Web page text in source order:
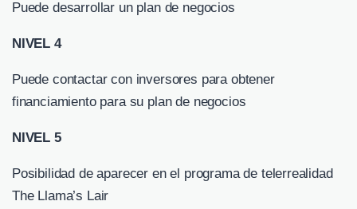
Puede desarrollar un plan de negocios
NIVEL 4
Puede contactar con inversores para obtener
financiamiento para su plan de negocios
NIVEL 5
Posibilidad de aparecer en el programa de telerrealidad
The Llama’s Lair